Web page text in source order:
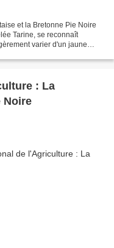
et la Bretonne Pie Noire
Tarine, se reconnaît
varier d'un jaune
: La
Noire